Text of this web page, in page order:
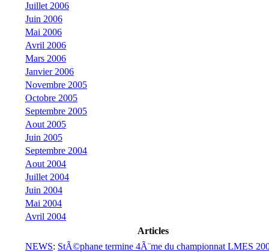
Juillet 2006
Juin 2006
Mai 2006
Avril 2006
Mars 2006
Janvier 2006
Novembre 2005
Octobre 2005
Septembre 2005
Aout 2005
Juin 2005
Septembre 2004
Aout 2004
Juillet 2004
Juin 2004
Mai 2004
Avril 2004
Articles
NEWS: StÃ©phane termine 4Ã¨me du championnat LMES